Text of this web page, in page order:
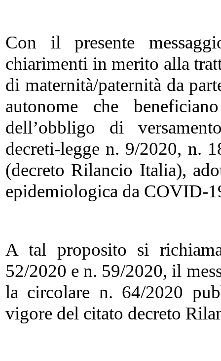
Con il presente
chiarimenti in merito alla
di maternità/paternità da
autonome che
dell’obbligo di
decreti-legge n. 9/2020, n.
(decreto Rilancio Italia),
epidemiologica da COVID-
A tal proposito si
52/2020 e n. 59/2020, il
la circolare n. 64/2020
vigore del citato decreto